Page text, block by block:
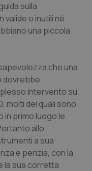
sulla
valide o inutili né
una piccola
che una
dovrebbe
intervento su
molti dei quali sono
in primo luogo le
allo
a sua
e perizia, con la
la sua corretta